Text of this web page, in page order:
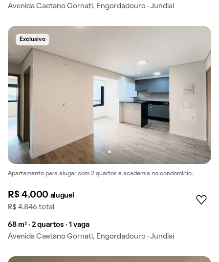
Avenida Caetano Gornati, Engordadouro · Jundiaí
Exclusivo
Apartamento para alugar com 2 quartos e academia no condomínio.
R$ 4.000 aluguel
R$ 4.846 total
68 m² · 2 quartos · 1 vaga
Avenida Caetano Gornati, Engordadouro · Jundiaí